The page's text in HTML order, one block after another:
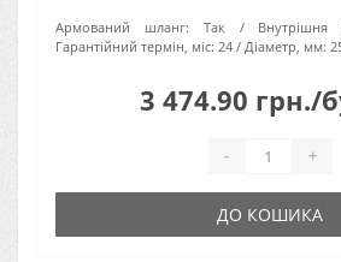
Армований шланг: Так Внутрішня
Гарантійний термін, міс: 24 Діаметр, мм:
3 474.90 грн./
- +
ДО КОШИКА